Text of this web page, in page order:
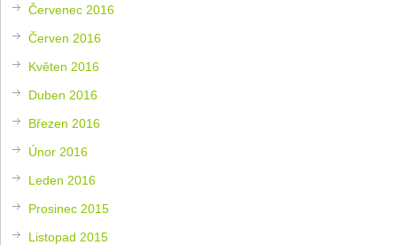
Červenec 2016
Červen 2016
Květen 2016
Duben 2016
Březen 2016
Únor 2016
Leden 2016
Prosinec 2015
Listopad 2015